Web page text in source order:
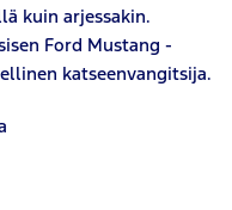
kuin arjessakin.
Ford Mustang -
katseenvangitsija.